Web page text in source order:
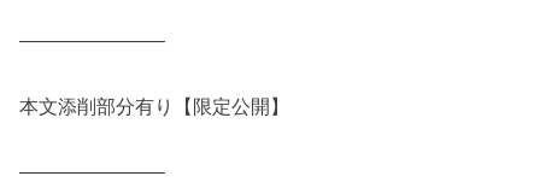
———————–
本文添削部分有り【限定公開】
———————–